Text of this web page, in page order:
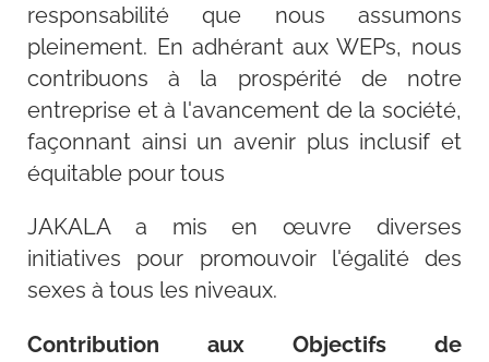
responsabilité que nous assumons
pleinement. En adhérant aux WEPs, nous
contribuons à la prospérité de notre
entreprise et à l'avancement de la société,
façonnant ainsi un avenir plus inclusif et
équitable pour tous
JAKALA a mis en œuvre diverses
initiatives pour promouvoir l'égalité des
sexes à tous les niveaux.
Contribution aux Objectifs de